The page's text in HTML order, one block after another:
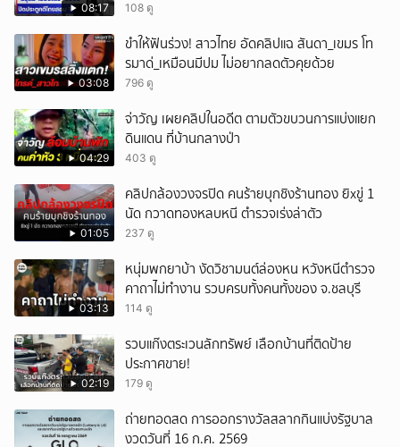
08:17 108 ดู
03:08
ขำให้ฟันร่วง! สาวไทย อัดคลิปแฉ สันดา_เขมร โท
รมาด่_เหมือนมีปม ไม่อยากลดตัวคุยด้วย
796 ดู
04:29
จ่าวัญ เผยคลิปในอดีต ตามตัวขบวนการแบ่งแยก
ดินแดน ที่บ้านกลางป่า
403 ดู
01:05
คลิปกล้องวงจรปิด คนร้ายบุกชิงร้านทอง ยิxขู่ 1
นัด กวาดทองหลบหนี ตำรวจเร่งล่าตัว
237 ดู
03:13
หนุ่มพกยาบ้า งัดวิชามนต์ล่องหน หวังหนีตำรวจ
คาถาไม่ทำงาน รวบครบทั้งคนทั้งของ จ.ชลบุรี
114 ดู
02:19
รวบแก๊งตระเวนลักทรัพย์ เลือกบ้านที่ติดป้าย
ประกาศขาย!
179 ดู
ถ่ายทอดสด การออกรางวัลสลากกินแบ่งรัฐบาล
งวดวันที่ 16 ก.ค. 2569